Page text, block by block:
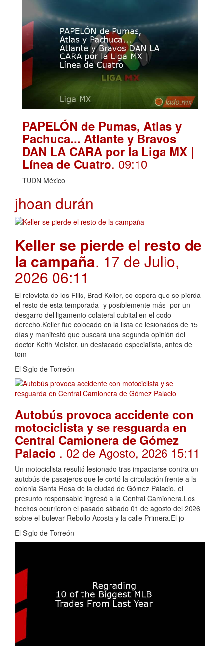
PAPELÓN de Pumas, Atlas y
Pachuca... Atlante y Bravos
DAN LA CARA por la Liga MX |
Línea de Cuatro. 09:10
TUDN México
jhoan durán
Keller se pierde el resto de
la campaña. 17 de Julio,
2026 06:11
El relevista de los Filis, Brad Keller, se espera que se pierda
el resto de esta temporada -y posiblemente más- por un
desgarro del ligamento colateral cubital en el codo
derecho.Keller fue colocado en la lista de lesionados de 15
días y manifestó que buscará una segunda opinión del
doctor Keith Meister, un destacado especialista, antes de
tom
El Siglo de Torreón
Autobús provoca accidente con
motociclista y se resguarda en
Central Camionera de Gómez
Palacio . 02 de Agosto, 2026 15:11
Un motociclista resultó lesionado tras impactarse contra un
autobús de pasajeros que le cortó la circulación frente a la
colonia Santa Rosa de la ciudad de Gómez Palacio, el
presunto responsable ingresó a la Central Camionera.Los
hechos ocurrieron el pasado sábado 01 de agosto del 2026
sobre el bulevar Rebollo Acosta y la calle Primera.El jo
El Siglo de Torreón